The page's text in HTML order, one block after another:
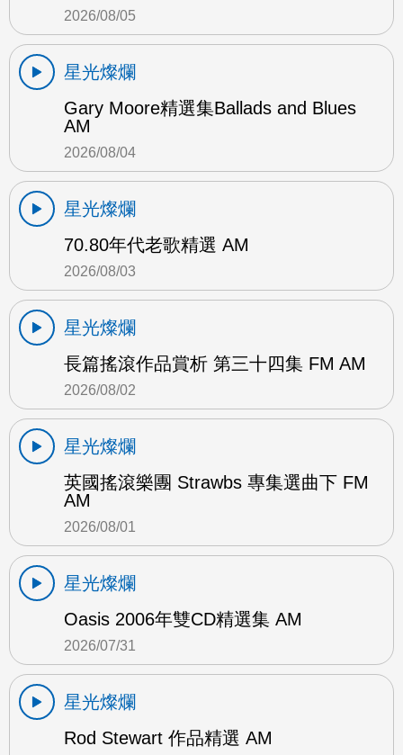
2026/08/05
星光燦爛
Gary Moore精選集Ballads and Blues
AM
2026/08/04
星光燦爛
70.80年代老歌精選 AM
2026/08/03
星光燦爛
長篇搖滾作品賞析 第三十四集 FM AM
2026/08/02
星光燦爛
英國搖滾樂團 Strawbs 專集選曲下 FM
AM
2026/08/01
星光燦爛
Oasis 2006年雙CD精選集 AM
2026/07/31
星光燦爛
Rod Stewart 作品精選 AM